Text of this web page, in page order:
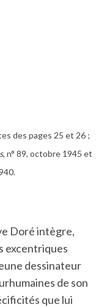
des pages 25 et 26 ;
, n° 89, octobre 1945 et
Doré intègre,
excentriques
dessinateur
de son
que lui